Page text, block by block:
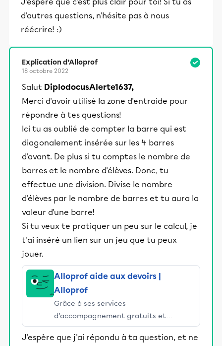
d'autres questions, n'hésite pas à nous
réécrire! :)
Explication d’Alloprof
18 octobre 2022
Salut DiplodocusAlerte1637,
Merci d'avoir utilisé la zone d'entraide pour
répondre à tes questions!
Ici tu as oublié de compter la barre qui est
diagonalement insérée sur les 4 barres
d'avant. De plus si tu comptes le nombre de
barres et le nombre d'élèves. Donc, tu
effectue une division. Divise le nombre
d'élèves par le nombre de barres et tu aura la
valeur d'une barre!
Si tu veux te pratiquer un peu sur le calcul, je
t'ai inséré un lien sur un jeu que tu peux
jouer.
Alloprof aide aux devoirs |
Alloprof
Grâce à ses services
d’accompagnement gratuits et
stimulants, Alloprof engage les élèves
et leurs parents dans la réussite
J'espère que j'ai répondu à ta question, et ne